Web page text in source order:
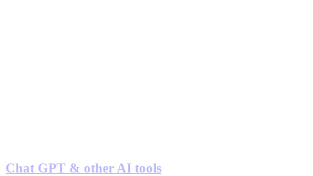
Chat GPT & other AI tools